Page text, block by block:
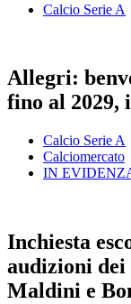
Calcio Serie A
Allegri:
fino al 2029,
Calcio Serie A
Calciomercato
IN
Inchiesta
audizioni
Maldini e